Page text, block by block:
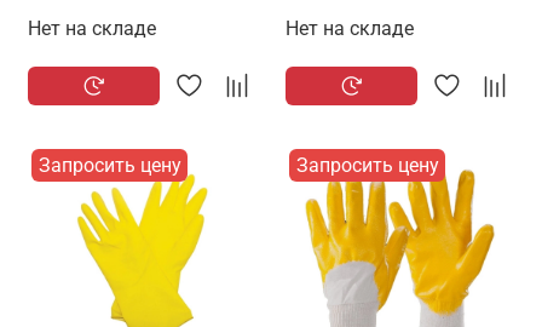
Нет на складе
Нет на складе
Запросить цену Запросить цену